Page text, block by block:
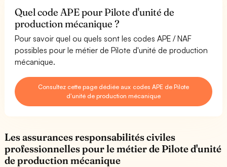
Quel code APE pour Pilote d'unité de
production mécanique ?
Pour savoir quel ou quels sont les codes APE / NAF
possibles pour le métier de Pilote d'unité de production
mécanique.
Consultez cette page dédiée aux codes APE de Pilote
d'unité de production mécanique
Les assurances responsabilités civiles
professionnelles pour le métier de Pilote d'unité
de production mécanique